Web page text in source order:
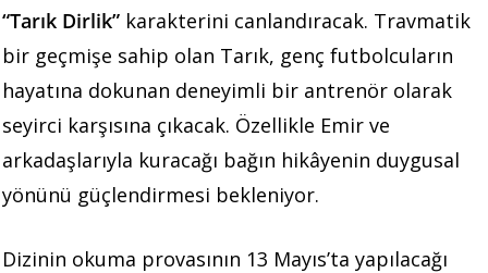
“Tarık Dirlik” karakterini canlandıracak. Travmatik
bir geçmişe sahip olan Tarık, genç futbolcuların
hayatına dokunan deneyimli bir antrenör olarak
seyirci karşısına çıkacak. Özellikle Emir ve
arkadaşlarıyla kuracağı bağın hikâyenin duygusal
yönünü güçlendirmesi bekleniyor.
Dizinin okuma provasının 13 Mayıs’ta yapılacağı